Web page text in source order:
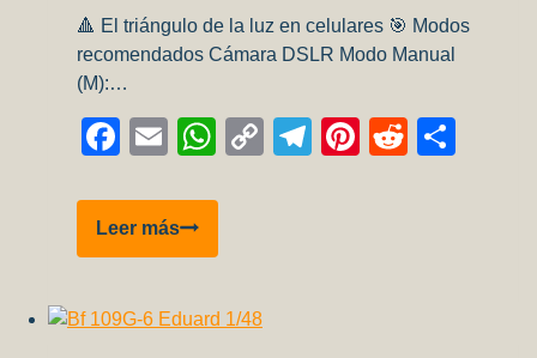
🔺 El triángulo de la luz en celulares 🎯 Modos
recomendados Cámara DSLR Modo Manual
(M):…
Facebook
EmailWhatsApp
CopyTelegram
Pinterest
Reddit
Leer másDale
a
maqueta